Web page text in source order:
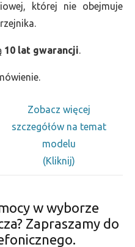
której nie obejmuje
10 lat gwarancji.
Zobacz więcej
szczegółów na temat
modelu
(Kliknij)
w wyborze
Zapraszamy do